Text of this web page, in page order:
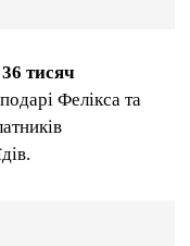
тисяч
Фелікса та